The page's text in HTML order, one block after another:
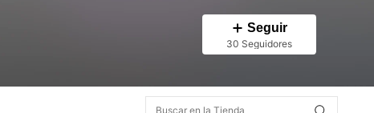
Seguir
30 Seguidores